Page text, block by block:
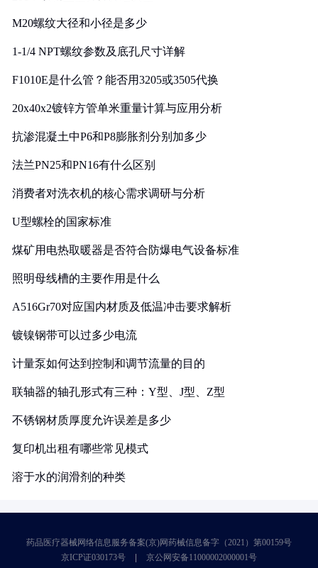
M20螺纹大径和小径是多少
1-1/4 NPT螺纹参数及底孔尺寸详解
F1010E是什么管？能否用3205或3505代换
20x40x2镀锌方管单米重量计算与应用分析
抗渗混凝土中P6和P8膨胀剂分别加多少
法兰PN25和PN16有什么区别
消费者对洗衣机的核心需求调研与分析
U型螺栓的国家标准
煤矿用电热取暖器是否符合防爆电气设备标准
照明母线槽的主要作用是什么
A516Gr70对应国内材质及低温冲击要求解析
镀镍钢带可以过多少电流
计量泵如何达到控制和调节流量的目的
联轴器的轴孔形式有三种：Y型、J型、Z型
不锈钢材质厚度允许误差是多少
复印机出租有哪些常见模式
溶于水的润滑剂的种类
药品医疗器械网络信息服务备案(京)网药械信息备字（2021）第00159号
京ICP证030173号
京公网安备11000002000001号